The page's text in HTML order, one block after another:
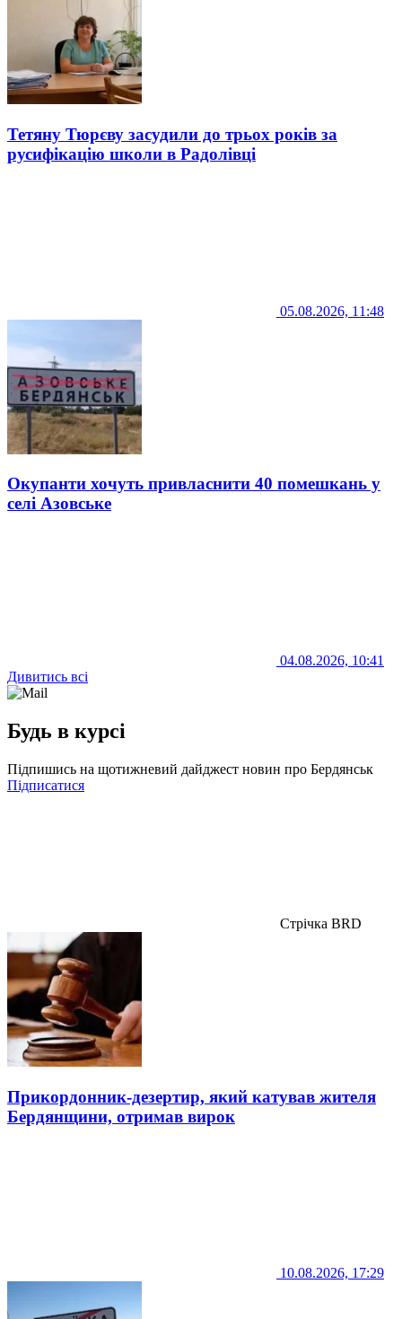
Тетяну Тюрєву засудили до трьох років за
русифікацію школи в Радолівці
05.08.2026, 11:48
Окупанти хочуть привласнити 40 помешкань у
селі Азовське
04.08.2026, 10:41
Дивитись всі
Будь в курсі
Підпишись на щотижневий дайджест новин про Бердянськ
Підписатися
Стрічка BRD
Прикордонник-дезертир, який катував жителя
Бердянщини, отримав вирок
10.08.2026, 17:29